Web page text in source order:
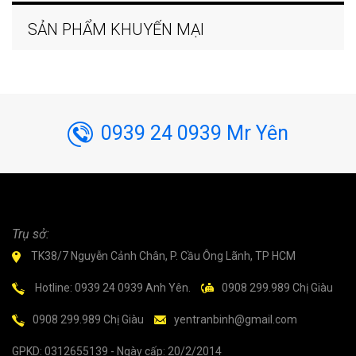
SẢN PHẨM KHUYẾN MẠI
0939 24 0939 Mr Yên
Trụ sở:
TK38/7 Nguyễn Cảnh Chân, P. Cầu Ông Lãnh, TP HCM
Hotline: 0939 24 0939 Anh Yên. 0908 299.989 Chị Giàu
0908 299.989 Chị Giàu yentranbinh@gmail.com
GPKD: 0312655139 - Ngày cấp: 20/2/2014